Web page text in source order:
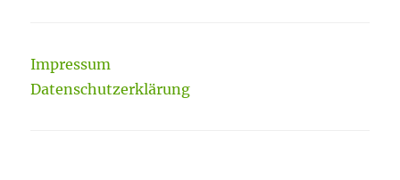
Impressum
Datenschutzerklärung